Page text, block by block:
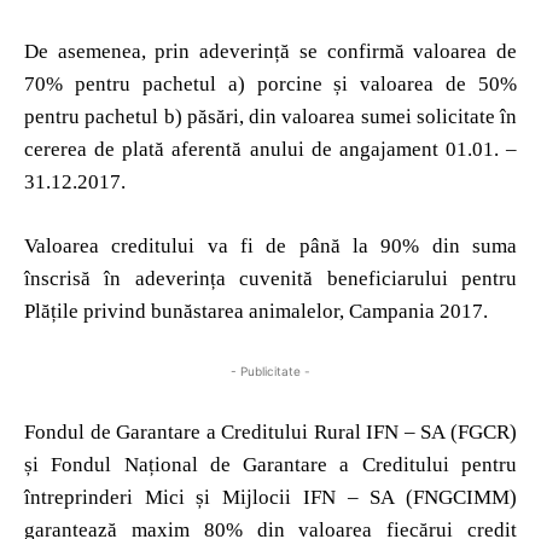
De asemenea, prin adeverință se confirmă valoarea de
70% pentru pachetul a) porcine și valoarea de 50%
pentru pachetul b) păsări, din valoarea sumei solicitate în
cererea de plată aferentă anului de angajament 01.01. –
31.12.2017.
Valoarea creditului va fi de până la 90% din suma
înscrisă în adeverința cuvenită beneficiarului pentru
Plățile privind bunăstarea animalelor, Campania 2017.
- Publicitate -
Fondul de Garantare a Creditului Rural IFN – SA (FGCR)
și Fondul Național de Garantare a Creditului pentru
întreprinderi Mici și Mijlocii IFN – SA (FNGCIMM)
garantează maxim 80% din valoarea fiecărui credit